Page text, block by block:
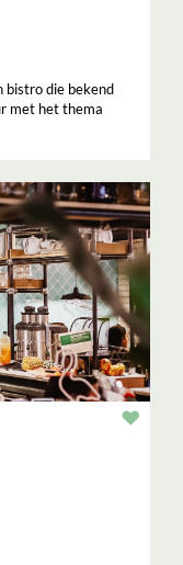
bistro die bekend
met het thema